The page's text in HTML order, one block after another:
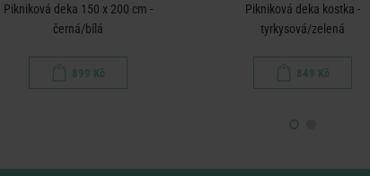
Pikniková deka 150 x 200 cm -
černá/bílá
899 Kč
Pikniková deka kostka -
tyrkysová/zelená
849 Kč